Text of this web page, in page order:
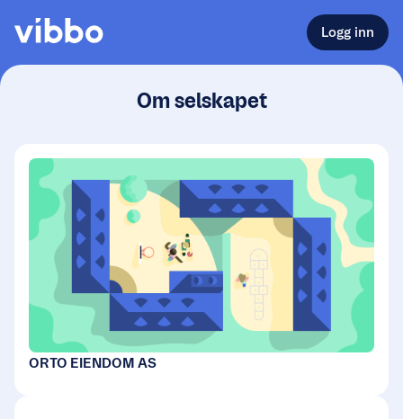
Logg inn
Om selskapet
ORTO EIENDOM AS